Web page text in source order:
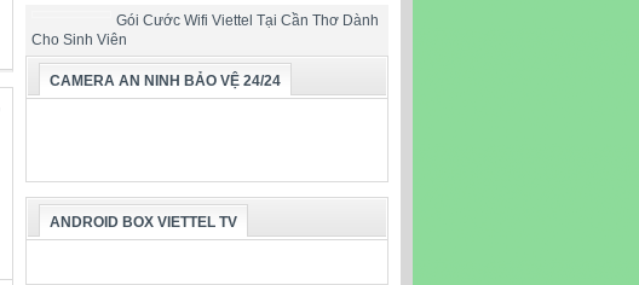
Gói Cước Wifi Viettel Tại Cần Thơ Dành
Cho Sinh Viên
CAMERA AN NINH BẢO VỆ 24/24
ANDROID BOX VIETTEL TV